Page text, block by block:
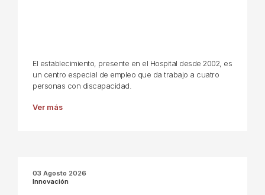
El establecimiento, presente en el Hospital desde 2002, es
un centro especial de empleo que da trabajo a cuatro
personas con discapacidad.
Ver más
03 Agosto 2026
Innovación